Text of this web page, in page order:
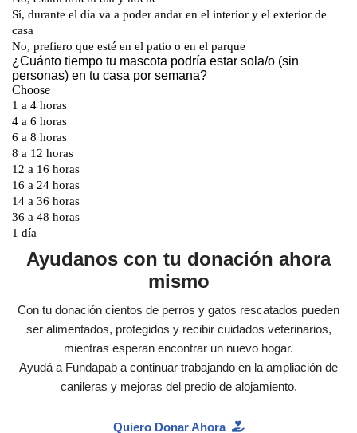
Ayudanos con tu donación ahora
mismo
Con tu donación cientos de perros y gatos rescatados pueden
ser alimentados, protegidos y recibir cuidados veterinarios,
mientras esperan encontrar un nuevo hogar.
Ayudá a Fundapab a continuar trabajando en la ampliación de
canileras y mejoras del predio de alojamiento.
Quiero Donar Ahora